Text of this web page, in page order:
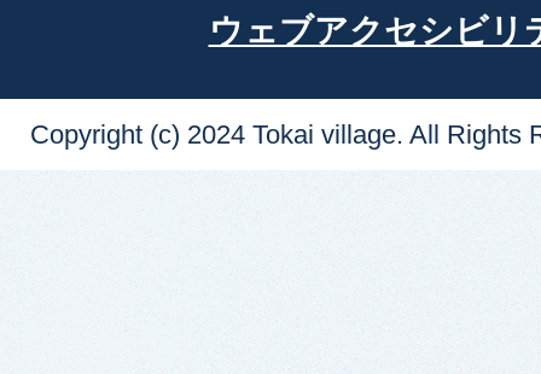
ウェブアクセシビリ
Copyright (c) 2024 Tokai village. All Rights